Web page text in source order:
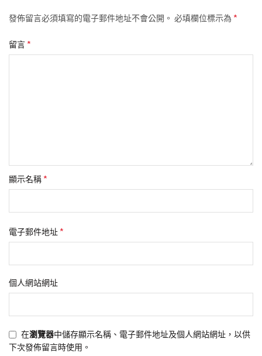
發佈留言必須填寫的電子郵件地址不會公開。 必填欄位標示為 *
留言 *
顯示名稱 *
電子郵件地址 *
個人網站網址
在瀏覽器中儲存顯示名稱、電子郵件地址及個人網站網址，以供
下次發佈留言時使用。